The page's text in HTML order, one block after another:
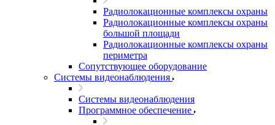
Радиолокационные комплексы охраны
Радиолокационные комплексы охраны
большой площади
Радиолокационные комплексы охраны
периметра
Сопутствующее оборудование
Системы видеонаблюдения
Системы видеонаблюдения
Программное обеспечение